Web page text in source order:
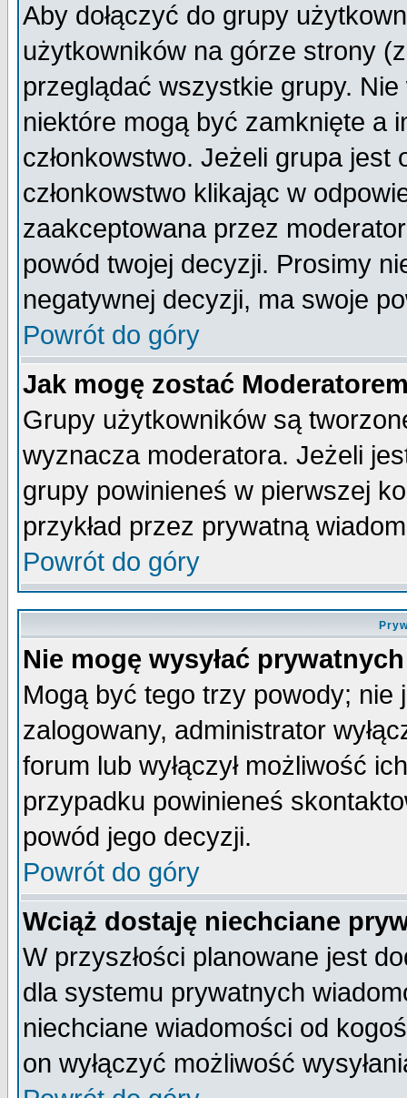
Aby dołączyć do grupy
użytkowników na górze strony
przeglądać wszystkie grupy.
niektóre mogą być zamknięte a
członkowstwo. Jeżeli grupa
członkowstwo klikając w
zaakceptowana przez
powód twojej decyzji. Prosimy
negatywnej decyzji, ma swoje
Powrót do góry
Jak mogę zostać
Grupy użytkowników są
wyznacza moderatora. Jeżeli
grupy powinieneś w pierwszej
przykład przez prywatną
Powrót do góry
Nie mogę wysyłać
Mogą być tego trzy powody;
zalogowany, administrator
forum lub wyłączył możliwość
przypadku powinieneś
powód jego decyzji.
Powrót do góry
Wciąż dostaję niechciane
W przyszłości planowane jest
dla systemu prywatnych
niechciane wiadomości od
on wyłączyć możliwość